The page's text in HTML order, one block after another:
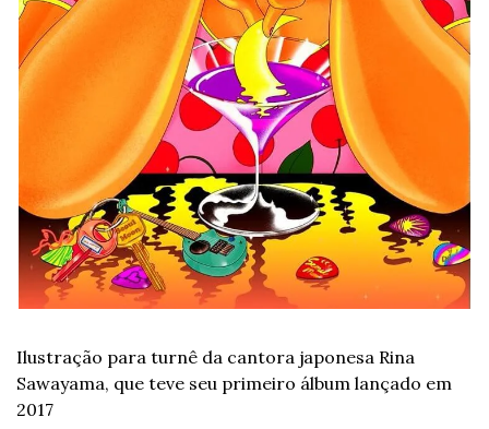
Ilustração para turnê da cantora japonesa Rina
Sawayama, que teve seu primeiro álbum lançado em
2017